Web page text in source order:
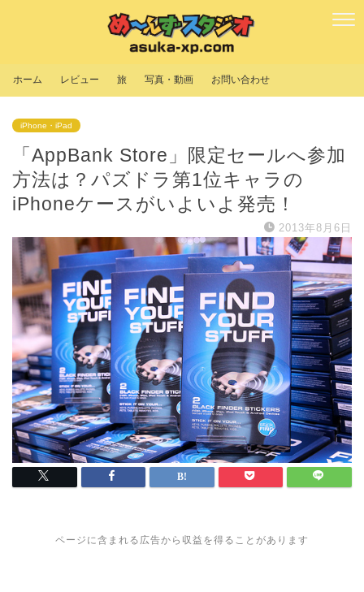
ホーム レビュー 旅 写真・動画 お問い合わせ
iPhone・iPad
「AppBank Store」限定セールへ参加
方法は？パズドラ第1位キャラの
iPhoneケースがいよいよ発売！
2013年8月6日
ページに含まれる広告から収益を得ることがあります